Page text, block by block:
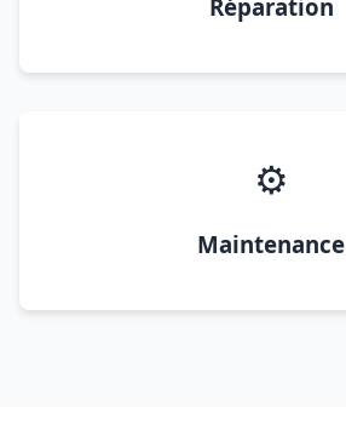
Réparation
⚙️
Maintenance